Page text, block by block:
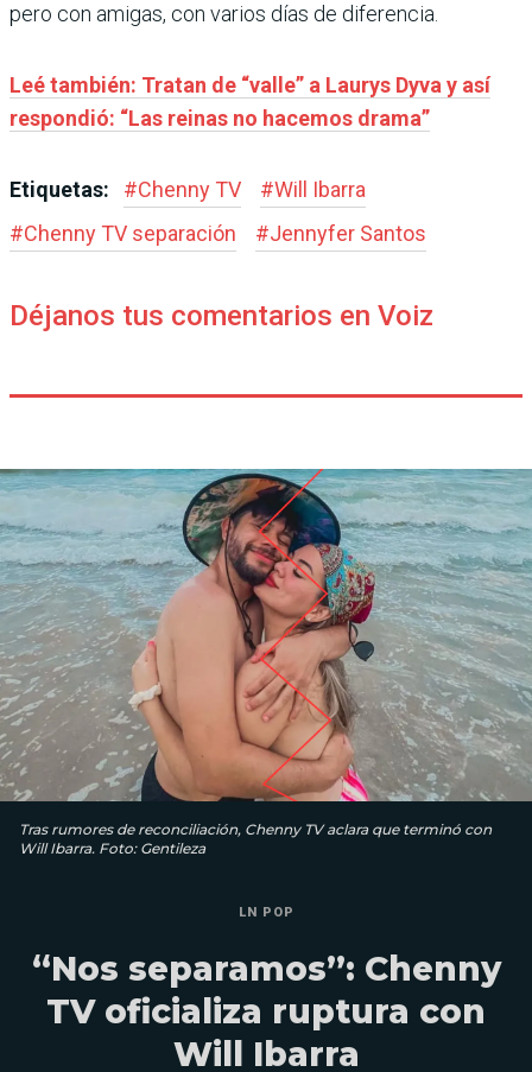
pero con amigas, con varios días de diferencia.
Leé también: Tratan de “valle” a Laurys Dyva y así
respondió: “Las reinas no hacemos drama”
Etiquetas: #Chenny TV #Will Ibarra
#Chenny TV separación #Jennyfer Santos
Déjanos tus comentarios en Voiz
Tras rumores de reconciliación, Chenny TV aclara que terminó con
Will Ibarra. Foto: Gentileza
LN POP
“Nos separamos”: Chenny
TV oficializa ruptura con
Will Ibarra